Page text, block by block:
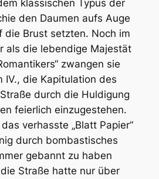
klassischen Typus der
den Daumen aufs Auge
die Brust setzten. Noch im
als die lebendige Majestät
zwangen sie
IV., die Kapitulation des
durch die Huldigung
feierlich einzugestehen.
verhasste „Blatt Papier“
durch bombastisches
gebannt zu haben
Straße hatte nur über